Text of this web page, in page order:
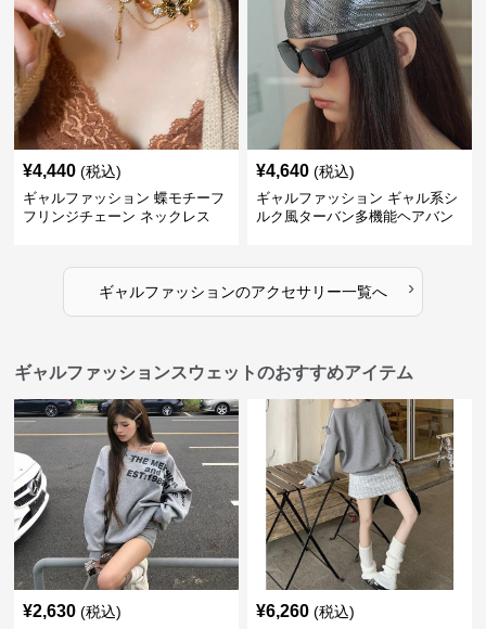
¥4,440 (税込)
ギャルファッション 蝶モチーフ
フリンジチェーン ネックレス
¥4,640 (税込)
ギャルファッション ギャル系シ
ルク風ターバン多機能ヘアバン
ギャルファッションのアクセサリー一覧へ ›
ギャルファッションスウェットのおすすめアイテム
¥2,630 (税込) ¥6,260 (税込)